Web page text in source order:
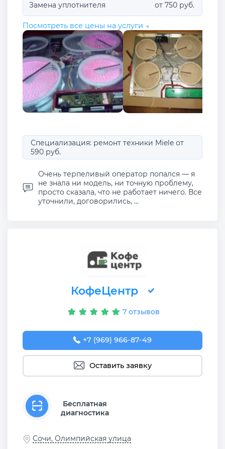
Замена уплотнителя от 750 руб.
Посмотреть все цены на услуги →
Специализация: ремонт техники Miele от
590 руб.
Очень терпеливый оператор попался — я
не знала ни модель, ни точную проблему,
просто сказала, что не работает ничего. Все
уточнили, договорились, ...
КофеЦентр
7 отзывов
+7 (969) 966-87-49
Оставить заявку
Бесплатная
диагностика
Сочи, Олимпийская улица